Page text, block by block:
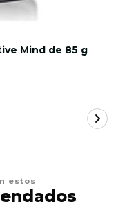
Mind de 85 g
estos